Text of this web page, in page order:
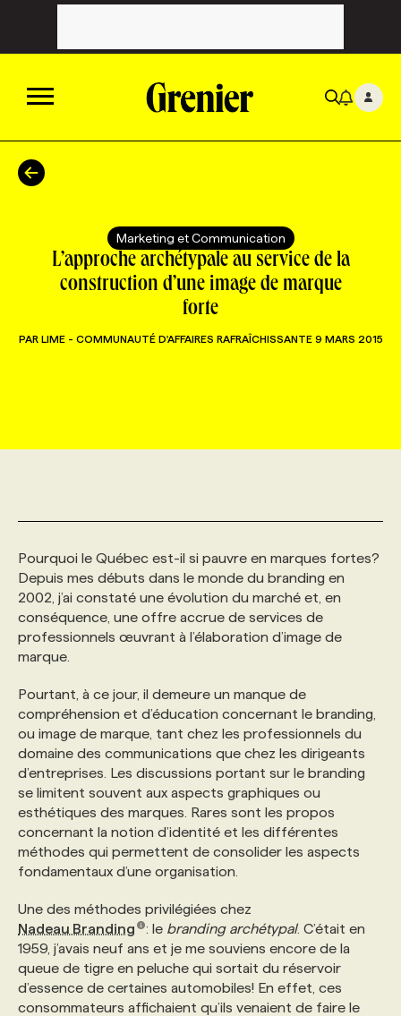
ACTUALITÉS
CATÉGORIES
TOUTES LES CATÉGORIES
CAMPAGNES ET CRÉATIVITÉ
NOUVEAUX MANDATS
INITIATIVES NUMÉRIQUES
PRIX ET DISTINCTIONS
CHRONIQUES
TOUTES LES CHRONIQUES
MARKETING ET COMMUNICATION
MARKETING DURABLE
GEO/SEO
NOS AUTEUR‧RICES
FORFAITS ABONNEMENT
VOIR TOUTES LES PARUTIONS
INFOLETTRES
INFOLETTRE EN BREF
BULLETIN RECRUTEMENT
ANNONCEZ AVEC NOUS
EMPLOIS
AFFICHEZ UN POSTE / TARIFS
PROFIL ENTREPRISE
FAQ
CANDIDAT
PROFIL CANDIDAT
NOS CONFÉRENCES
ANNONCEZ AVEC NOUS
FORMATIONS
NOS PARCOURS DE FORMATIONS
FORMATIONS PERSONNALISÉES
POURQUOI CHOISIR NOS FORMATIONS
NOS TARIFS
PROGRAMMES DE SUBVENTIONS
ANNONCEZ AVEC NOUS
SERVICE DE CHASSE DE TÊTE
NOS TARIFS
FAQ
ANNONCEZ AVEC NOUS
Marketing et Communication
L’approche archétypale au service de la
construction d’une image de marque
forte
PAR LIME - COMMUNAUTÉ D'AFFAIRES RAFRAÎCHISSANTE 9 MARS 2015
Pourquoi le Québec est-il si pauvre en marques fortes?
Depuis mes débuts dans le monde du branding en
2002, j’ai constaté une évolution du marché et, en
conséquence, une offre accrue de services de
professionnels œuvrant à l’élaboration d’image de
marque.
Pourtant, à ce jour, il demeure un manque de
compréhension et d’éducation concernant le branding,
ou image de marque, tant chez les professionnels du
domaine des communications que chez les dirigeants
d’entreprises. Les discussions portant sur le branding
se limitent souvent aux aspects graphiques ou
esthétiques des marques. Rares sont les propos
concernant la notion d’identité et les différentes
méthodes qui permettent de consolider les aspects
fondamentaux d’une organisation.
Une des méthodes privilégiées chez
Nadeau Branding
: le branding archétypal. C’était en
1959, j’avais neuf ans et je me souviens encore de la
queue de tigre en peluche qui sortait du réservoir
d’essence de certaines automobiles! En effet, ces
consommateurs affichaient qu’ils venaient de faire le